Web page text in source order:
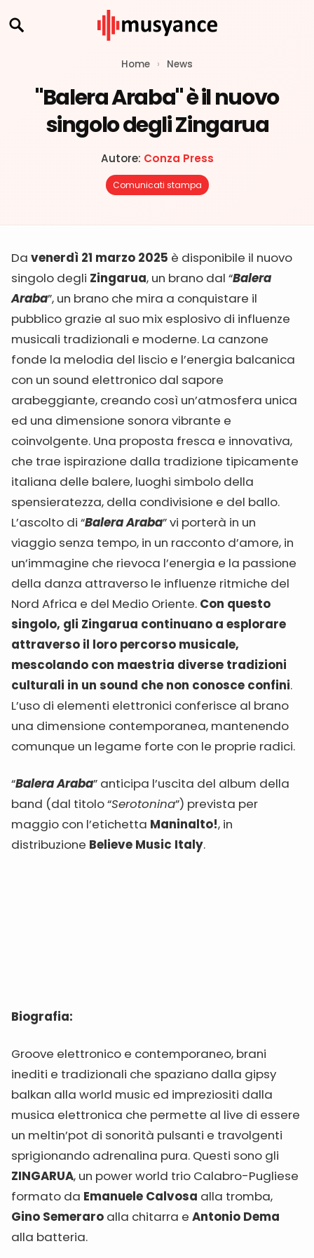
Home › News
"Balera Araba" è il nuovo
singolo degli Zingarua
Autore: Conza Press
Comunicati stampa
Da venerdì 21 marzo 2025 è disponibile il nuovo
singolo degli Zingarua, un brano dal “Balera
Araba”, un brano che mira a conquistare il
pubblico grazie al suo mix esplosivo di influenze
musicali tradizionali e moderne. La canzone
fonde la melodia del liscio e l’energia balcanica
con un sound elettronico dal sapore
arabeggiante, creando così un’atmosfera unica
ed una dimensione sonora vibrante e
coinvolgente. Una proposta fresca e innovativa,
che trae ispirazione dalla tradizione tipicamente
italiana delle balere, luoghi simbolo della
spensieratezza, della condivisione e del ballo.
L’ascolto di “Balera Araba” vi porterà in un
viaggio senza tempo, in un racconto d’amore, in
un’immagine che rievoca l’energia e la passione
della danza attraverso le influenze ritmiche del
Nord Africa e del Medio Oriente. Con questo
singolo, gli Zingarua continuano a esplorare
attraverso il loro percorso musicale,
mescolando con maestria diverse tradizioni
culturali in un sound che non conosce confini.
L’uso di elementi elettronici conferisce al brano
una dimensione contemporanea, mantenendo
comunque un legame forte con le proprie radici.
“Balera Araba” anticipa l’uscita del album della
band (dal titolo “Serotonina”) prevista per
maggio con l’etichetta Maninalto!, in
distribuzione Believe Music Italy.
Biografia:
Groove elettronico e contemporaneo, brani
inediti e tradizionali che spaziano dalla gipsy
balkan alla world music ed impreziositi dalla
musica elettronica che permette al live di essere
un meltin’pot di sonorità pulsanti e travolgenti
sprigionando adrenalina pura. Questi sono gli
ZINGARUA, un power world trio Calabro-Pugliese
formato da Emanuele Calvosa alla tromba,
Gino Semeraro alla chitarra e Antonio Dema
alla batteria.